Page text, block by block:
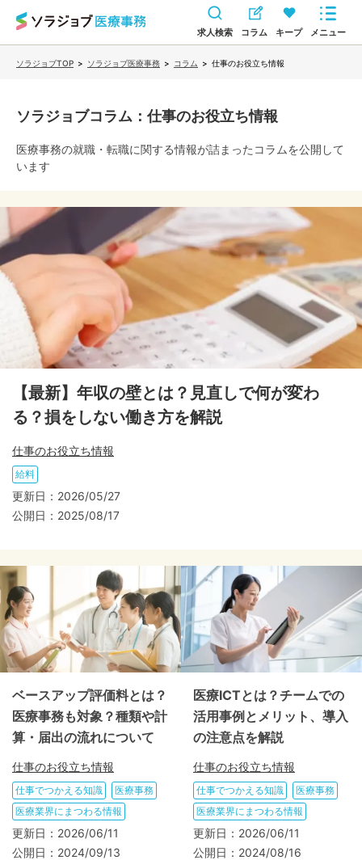
求人検索 コラム キープ メニュー
ソラジョブTOP > ソラジョブ医療事務 > コラム > 仕事のお役立ち情報
ソラジョブコラム ：仕事のお役立ち情報
医療事務の就職・転職に関する情報が詰まったコラムを公開して
います
【最新】年収の壁とは？見直しで何が変わ
る？損をしない働き方を解説
仕事のお役立ち情報
給料
更新日： 2026/05/27
公開日： 2025/08/17
ベースアップ評価料とは？
医療事務も対象？種類や計
算・届出の流れについて
仕事のお役立ち情報
仕事でつかえる知識
医療事務
医療業界にまつわる情報
更新日： 2026/06/11
公開日： 2024/09/13
医療ICTとは？チームでの
活用事例とメリット、導入
の注意点を解説
仕事のお役立ち情報
仕事でつかえる知識
医療事務
医療業界にまつわる情報
更新日： 2026/06/11
公開日： 2024/08/16